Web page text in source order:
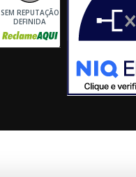
SEM REPUTAÇÃO
DEFINIDA